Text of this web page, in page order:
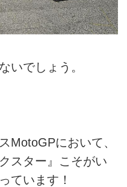
いでしょう。
MotoGPにおいて、
スター』こそがい
ています！